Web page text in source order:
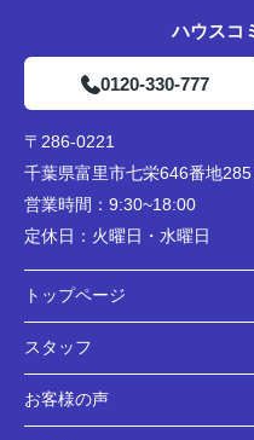
ハウスコ
0120-330-777
〒286-0221
千葉県富里市七栄646番地285
営業時間： 9:30~18:00
定休日： 火曜日・水曜日
トップページ
スタッフ
お客様の声